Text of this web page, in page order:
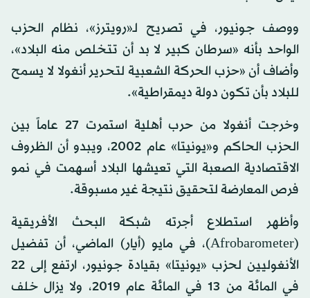
ووصف جونيور، في تصريح لـ«رويترز»، نظام الحزب
الواحد بأنه «سرطان كبير لا بد أن تتخلص منه البلاد»،
وأضاف أن «حزب الحركة الشعبية لتحرير أنغولا لا يسمح
للبلاد بأن تكون دولة ديمقراطية».
وخرجت أنغولا من حرب أهلية استمرت 27 عاماً بين
الحزب الحاكم و«يونيتا» عام 2002، ويبدو أن الظروف
الاقتصادية الصعبة التي تعيشها البلاد أسهمت في نمو
فرص المعارضة لتحقيق نتيجة غير مسبوقة.
وأظهر استطلاع أجرته شبكة البحث الأفريقية
(Afrobarometer)، في مايو (أيار) الماضي، أن تفضيل
الأنغوليين لحزب «يونيتا» بقيادة جونيور، ارتفع إلى 22
في المائة من 13 في المائة عام 2019، ولا يزال خلف